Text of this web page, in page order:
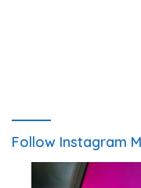
Follow Instagram